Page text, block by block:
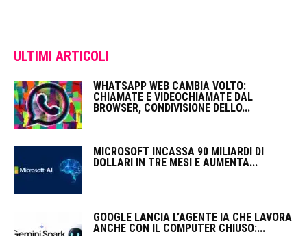
ULTIMI ARTICOLI
WHATSAPP WEB CAMBIA VOLTO:
CHIAMATE E VIDEOCHIAMATE DAL
BROWSER, CONDIVISIONE DELLO...
MICROSOFT INCASSA 90 MILIARDI DI
DOLLARI IN TRE MESI E AUMENTA...
GOOGLE LANCIA L’AGENTE IA CHE LAVORA
ANCHE CON IL COMPUTER CHIUSO:...